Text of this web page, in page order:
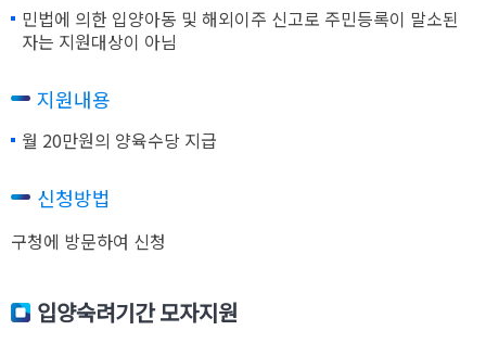
민법에 의한 입양아동 및 해외이주 신고로 주민등록이 말소된
자는 지원대상이 아님
지원내용
월 20만원의 양육수당 지급
신청방법
구청에 방문하여 신청
입양숙려기간 모자지원